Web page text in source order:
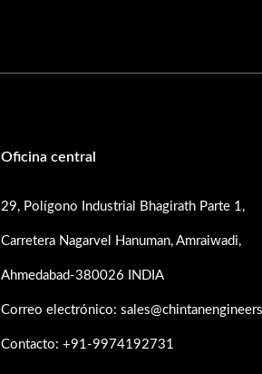
Oficina central
29, Polígono Industrial Bhagirath Parte 1,
Carretera Nagarvel Hanuman, Amraiwadi,
Ahmedabad-380026 INDIA
Correo electrónico:
Contacto: +91-9974192731